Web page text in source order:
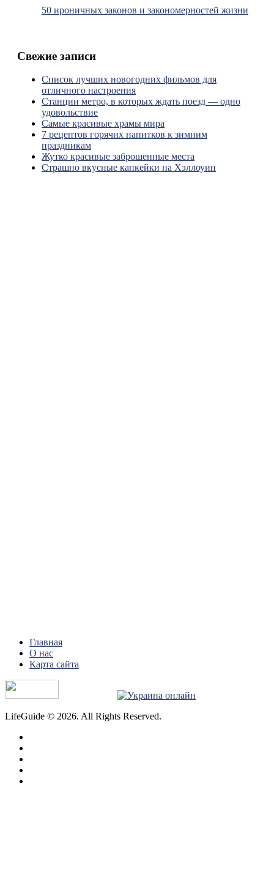
50 ироничных законов и закономерностей жизни
Свежие записи
Список лучших новогодних фильмов для
отличного настроения
Станции метро, в которых ждать поезд — одно
удовольствие
Самые красивые храмы мира
7 рецептов горячих напитков к зимним
праздникам
Жутко красивые заброшенные места
Страшно вкусные капкейки на Хэллоуин
Главная
О нас
Карта сайта
LifeGuide © 2026. All Rights Reserved.